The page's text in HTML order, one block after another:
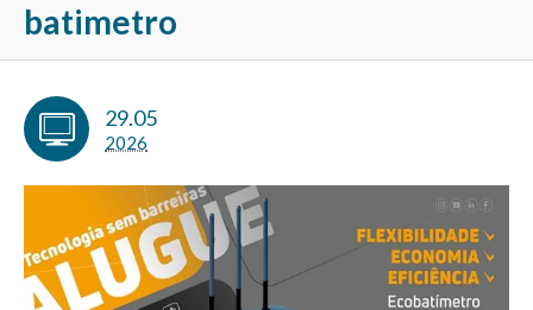
batimetro
29.05
2026